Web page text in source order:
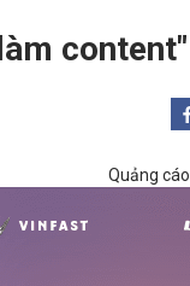
content"
Quảng cáo